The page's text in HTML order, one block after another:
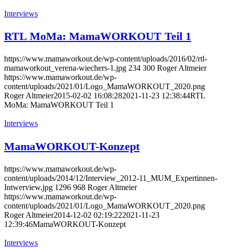
Interviews
RTL MoMa: MamaWORKOUT Teil 1
https://www.mamaworkout.de/wp-content/uploads/2016/02/rtl-
mamaworkout_verena-wiechers-1.jpg 234 300 Roger Altmeier
https://www.mamaworkout.de/wp-
content/uploads/2021/01/Logo_MamaWORKOUT_2020.png
Roger Altmeier2015-02-02 16:08:282021-11-23 12:38:44RTL
MoMa: MamaWORKOUT Teil 1
Interviews
MamaWORKOUT-Konzept
https://www.mamaworkout.de/wp-
content/uploads/2014/12/Interview_2012-11_MUM_Expertinnen-
Intwerview.jpg 1296 968 Roger Altmeier
https://www.mamaworkout.de/wp-
content/uploads/2021/01/Logo_MamaWORKOUT_2020.png
Roger Altmeier2014-12-02 02:19:222021-11-23
12:39:46MamaWORKOUT-Konzept
Interviews